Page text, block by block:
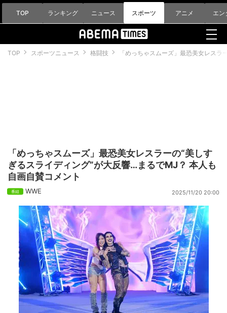
TOP ランキング ニュース スポーツ アニメ エン
TOP スポーツニュース 格闘技 「めっちゃスムーズ」最恐美女レス
「めっちゃスムーズ」最恐美女レスラーの“美しす
ぎるスライディング”が大反響…まるでMJ？ 本人も
自画自賛コメント
WWE 2025/11/20 20:00